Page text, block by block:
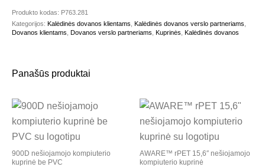
Produkto kodas: P763.281
Kategorijos:Kalėdinės dovanos klientams ,Kalėdinės dovanos verslo partneriams
Dovanos klientams ,Dovanos verslo partneriams ,Kuprinės ,Kalėdinės dovanos
Panašūs produktai
900D nešiojamojo kompiuterio
kuprinė be PVC
AWARE™ rPET 15,6″ nešiojamojo
kompiuterio kuprinė